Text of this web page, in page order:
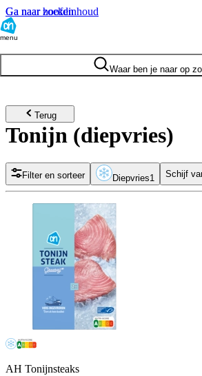
Ga naar hoofdinhoud
Ga naar zoeken
menu
Waar ben je naar op
Terug
Tonijn (diepvries)
Filter en sorteer Diepvries1 Schijf
AH Tonijnsteaks